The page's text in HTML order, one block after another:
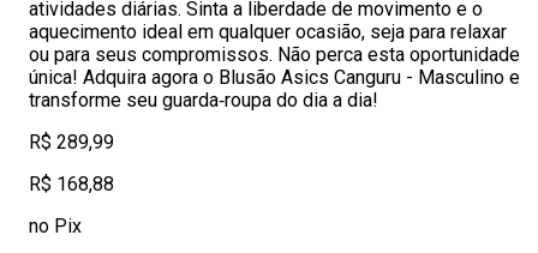
atividades diárias. Sinta a liberdade de movimento e o
aquecimento ideal em qualquer ocasião, seja para relaxar
ou para seus compromissos. Não perca esta oportunidade
única! Adquira agora o Blusão Asics Canguru - Masculino e
transforme seu guarda‑roupa do dia a dia!
R$ 289,99
R$ 168,88
no Pix